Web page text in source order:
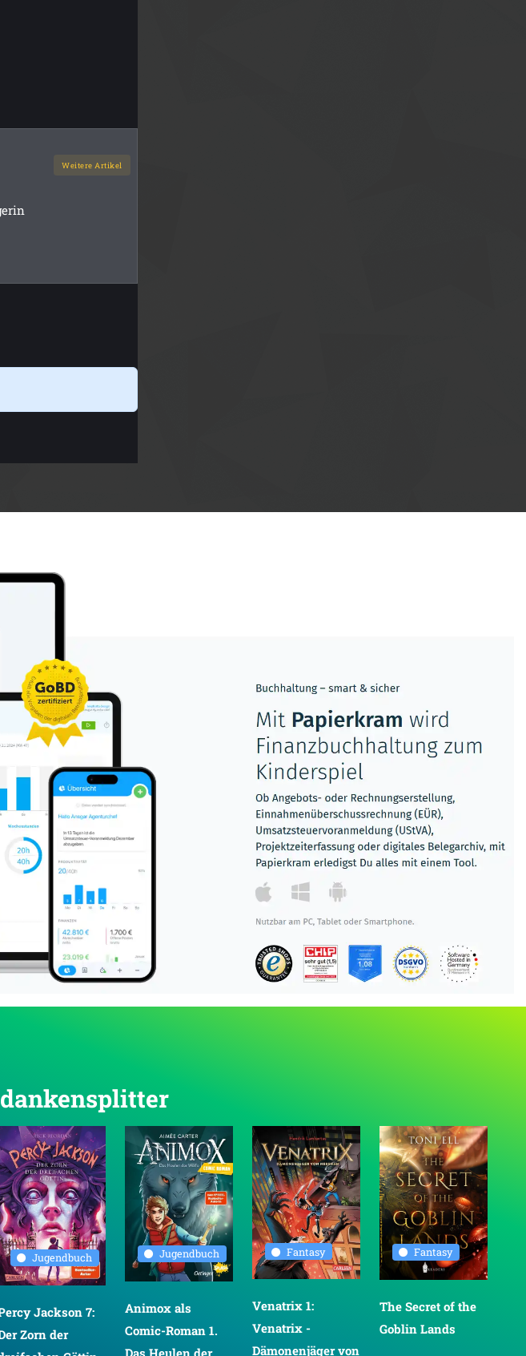
Weitere Artikel
Jugendbuch
Jackson 7:
Zorn der
Jugendbuch
Animox als
Comic-Roman 1.
Das Heulen der
Fantasy
Venatrix 1:
Venatrix -
Dämonenjäger von
Fantasy
The Secret of the
Goblin Lands